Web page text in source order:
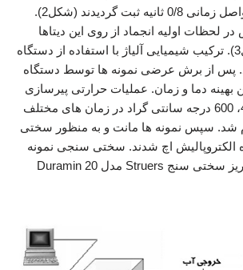
اطلاعات دمایی در فواصل زمانی 0/8 ثانیه ثبت گردیدند (شکل2).
اولیه انجماد از روی این دیتاها
استخراج شدند (شکل3). ترکیب شیمیایی آلیاژ با استفاده از دستگاه
پس از برش عرضی نمونه ها توسط دستگاه
بهینه دما و زمان. عملیات حرارتی پیرسازی
در سه دمای 450،500، 600 درجه سانتی گراد در زمان های مختلف
شد. سپس نمونه ها مانت و به منظور سختی
اچ شدند. سختی سنجی نمونه
های به کمک دستگاه ریز سختی سنج Struers مدل Duramin 20